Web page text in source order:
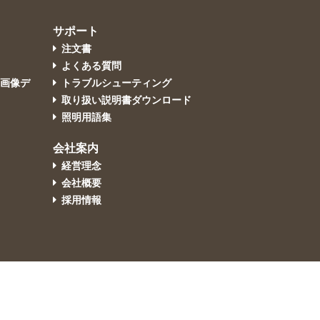
像デ
サポート
注文書
よくある質問
トラブルシューティング
取り扱い説明書ダウンロード
照明用語集
会社案内
経営理念
会社概要
採用情報